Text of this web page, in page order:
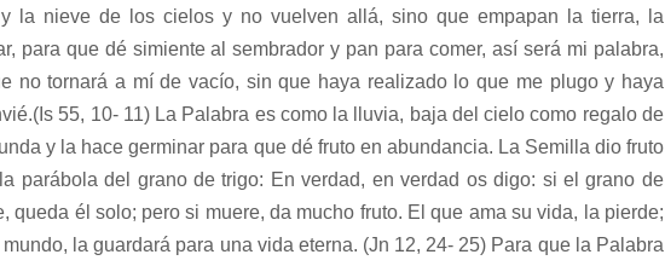
la nieve de los cielos y no vuelven allá, sino que empapan la tierra, la
para que dé simiente al sembrador y pan para comer, así será mi palabra,
no tornará a mí de vacío, sin que haya realizado lo que me plugo y haya
55, 10- 11) La Palabra es como la lluvia, baja del cielo como regalo de
y la hace germinar para que dé fruto en abundancia. La Semilla dio fruto
parábola del grano de trigo: En verdad, en verdad os digo: si el grano de
queda él solo; pero si muere, da mucho fruto. El que ama su vida, la pierde;
la guardará para una vida eterna. (Jn 12, 24- 25) Para que la Palabra